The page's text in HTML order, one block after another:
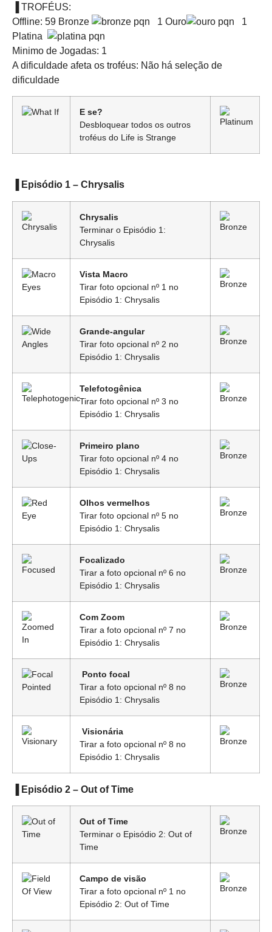
▐ TROFÉUS:
Offline: 59 Bronze
1 Ouro
1
Platina
Minimo de Jogadas: 1
A dificuldade afeta os troféus: Não há seleção de
dificuldade
E se?
Desbloquear todos os outros
troféus do Life is Strange
▐ Episódio 1 – Chrysalis
Chrysalis
Terminar o Episódio 1:
Chrysalis
Vista Macro
Tirar foto opcional nº 1 no
Episódio 1: Chrysalis
Grande-angular
Tirar foto opcional nº 2 no
Episódio 1: Chrysalis
Telefotogênica
Tirar foto opcional nº 3 no
Episódio 1: Chrysalis
Primeiro plano
Tirar foto opcional nº 4 no
Episódio 1: Chrysalis
Olhos vermelhos
Tirar foto opcional nº 5 no
Episódio 1: Chrysalis
Focalizado
Tirar a foto opcional nº 6 no
Episódio 1: Chrysalis
Com Zoom
Tirar a foto opcional nº 7 no
Episódio 1: Chrysalis
Ponto focal
Tirar a foto opcional nº 8 no
Episódio 1: Chrysalis
Visionária
Tirar a foto opcional nº 8 no
Episódio 1: Chrysalis
▐ Episódio 2 – Out of Time
Out of Time
Terminar o Episódio 2: Out of
Time
Campo de visão
Tirar a foto opcional nº 1 no
Episódio 2: Out of Time